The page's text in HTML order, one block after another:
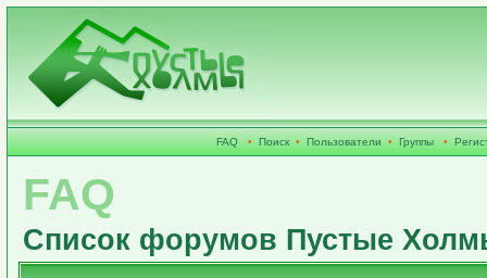
FAQ • Поиск • Пользователи • Группы •
FAQ
Список форумов Пустые